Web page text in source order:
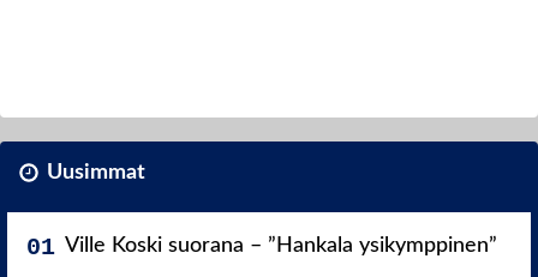
Uusimmat
Ville Koski suorana – ”Hankala ysikymppinen”